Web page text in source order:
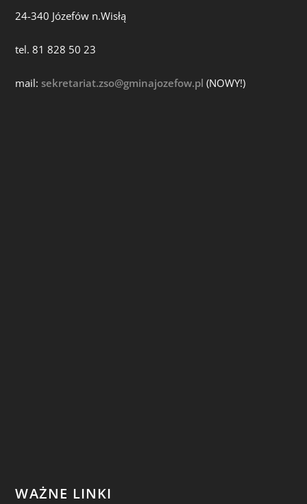
24-340 Józefów n.Wisłą
tel. 81 828 50 23
mail:sekretariat.zso@gminajozefow.pl (NOWY!)
WAŻNE LINKI